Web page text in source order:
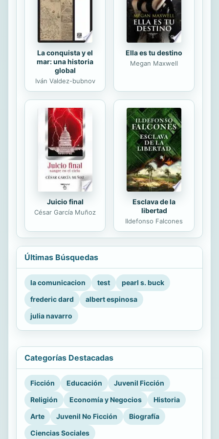
incontables horas...
La conquista y el
mar: una historia
global
Iván Valdez-bubnov
Ella es tu destino
Megan Maxwell
Juicio final
César García Muñoz
Esclava de la
libertad
Ildefonso Falcones
Últimas Búsquedas
la comunicacion test
pearl s. buck
frederic dard
albert espinosa
julia navarro
Categorías Destacadas
Ficción Educación
Juvenil Ficción
Religión
Economía y Negocios
Historia
Arte
Juvenil No Ficción
Biografía
Ciencias Sociales